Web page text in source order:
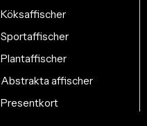
Köksaffischer
Sportaffischer
Plantaffischer
Abstrakta affischer
Presentkort